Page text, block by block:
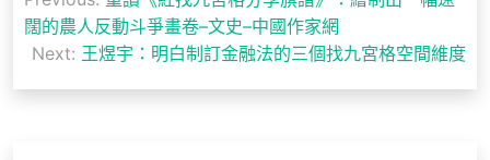
章
導
覽
闊的農人反動斗爭畫卷–文史–中國作家網
Next: 王煜宇：明白制訂金融法的三個找九宮格空間維度